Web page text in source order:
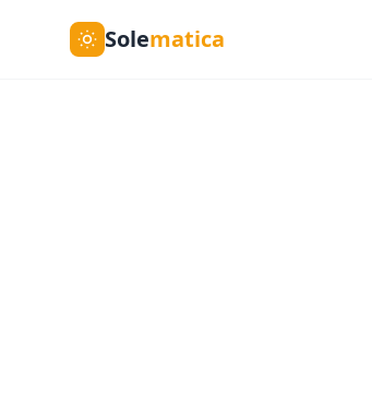
Solematica